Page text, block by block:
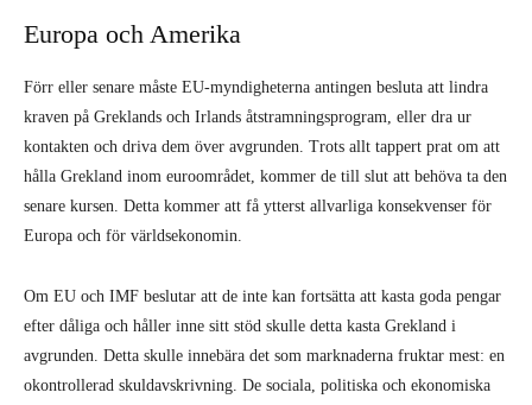
Europa och Amerika
Förr eller senare måste EU-myndigheterna antingen besluta att lindra
kraven på Greklands och Irlands åtstramningsprogram, eller dra ur
kontakten och driva dem över avgrunden. Trots allt tappert prat om att
hålla Grekland inom euroområdet, kommer de till slut att behöva ta den
senare kursen. Detta kommer att få ytterst allvarliga konsekvenser för
Europa och för världsekonomin.
Om EU och IMF beslutar att de inte kan fortsätta att kasta goda pengar
efter dåliga och håller inne sitt stöd skulle detta kasta Grekland i
avgrunden. Detta skulle innebära det som marknaderna fruktar mest: en
okontrollerad skuldavskrivning. De sociala, politiska och ekonomiska